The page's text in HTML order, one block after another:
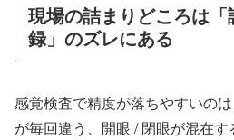
現場の詰まりどころは
録」のズレにある
感覚検査で精度が落ちやすいの
が毎回違う、開眼 / 閉眼が混在